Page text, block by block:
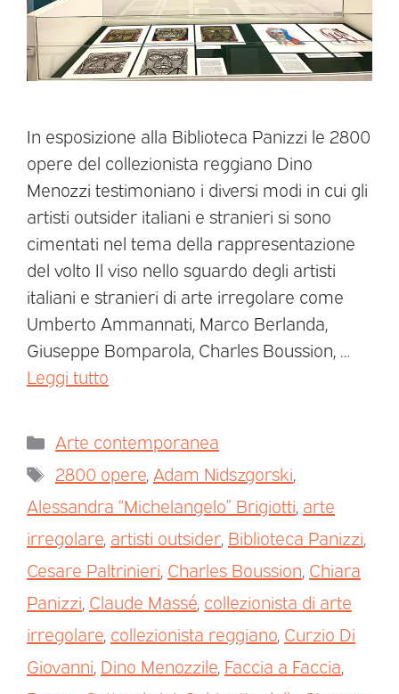
In esposizione alla Biblioteca Panizzi le 2800
opere del collezionista reggiano Dino
Menozzi testimoniano i diversi modi in cui gli
artisti outsider italiani e stranieri si sono
cimentati nel tema della rappresentazione
del volto Il viso nello sguardo degli artisti
italiani e stranieri di arte irregolare come
Umberto Ammannati, Marco Berlanda,
Giuseppe Bomparola, Charles Boussion, …
Leggi tutto
Arte contemporanea
2800 opere, Adam Nidszgorski,
Alessandra “Michelangelo” Brigiotti, arte
irregolare, artisti outsider, Biblioteca Panizzi,
Cesare Paltrinieri, Charles Boussion, Chiara
Panizzi, Claude Massé, collezionista di arte
irregolare, collezionista reggiano, Curzio Di
Giovanni, Dino Menozzile, Faccia a Faccia,